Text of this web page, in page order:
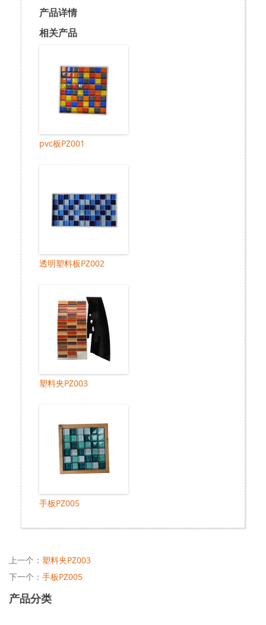
产品详情
相关产品
pvc板PZ001
透明塑料板PZ002
塑料夹PZ003
手板PZ005
上一个： 塑料夹PZ003
下一个： 手板PZ005
产品分类